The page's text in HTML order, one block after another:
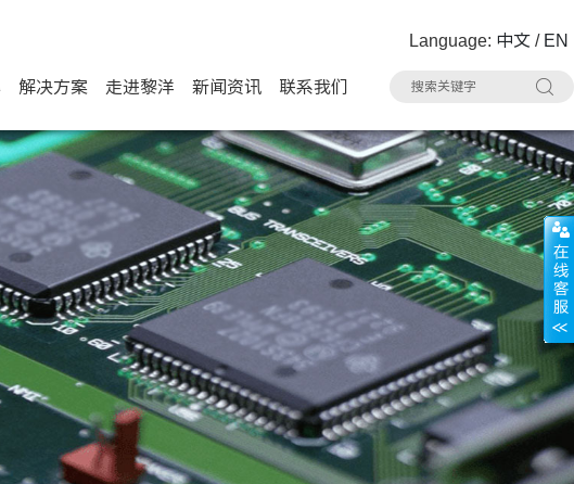
Language: 中文 / EN
解决方案 走进黎洋 新闻资讯 联系我们